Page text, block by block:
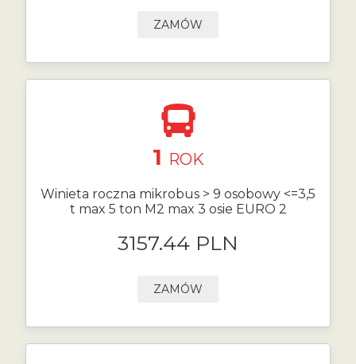
ZAMÓW
1 ROK
Winieta roczna mikrobus > 9 osobowy <=3,5
t max 5 ton M2 max 3 osie EURO 2
3157.44 PLN
ZAMÓW